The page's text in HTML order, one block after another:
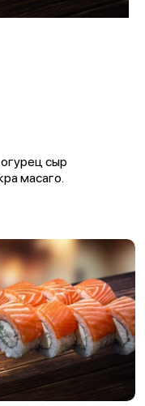
сыр
масаго.